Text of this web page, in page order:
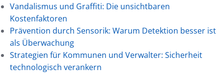
Vandalismus und Graffiti: Die unsichtbaren
Kostenfaktoren
Prävention durch Sensorik: Warum Detektion besser ist
als Überwachung
Strategien für Kommunen und Verwalter: Sicherheit
technologisch verankern